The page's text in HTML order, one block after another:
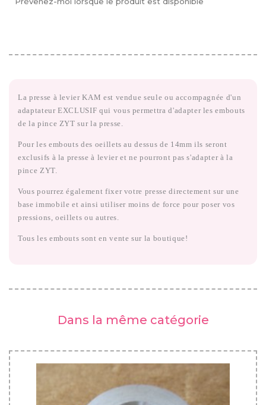
La presse à levier KAM est vendue seule ou accompagnée d'un
adaptateur EXCLUSIF qui vous permettra d'adapter les embouts
de la pince ZYT sur la presse.
Pour les embouts des oeillets au dessus de 14mm ils seront
exclusifs à la presse à levier et ne pourront pas s'adapter à la
pince ZYT.
Vous pourrez également fixer votre presse directement sur une
base immobile et ainsi utiliser moins de force pour poser vos
pressions, oeillets ou autres.
Tous les embouts sont en vente sur la boutique!
Dans la même catégorie